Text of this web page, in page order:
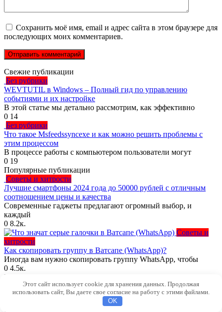
Сохранить моё имя, email и адрес сайта в этом браузере для
последующих моих комментариев.
Свежие публикации
Без рубрики
WEVTUTIL в Windows – Полный гид по управлению
событиями и их настройке
В этой статье мы детально рассмотрим, как эффективно
0 14
Без рубрики
Что такое Msfeedssyncexe и как можно решить проблемы с
этим процессом
В процессе работы с компьютером пользователи могут
0 19
Популярные публикации
Советы и хитрости
Лучшие смартфоны 2024 года до 50000 рублей с отличным
соотношением цены и качества
Современные гаджеты предлагают огромный выбор, и
каждый
0 8.2к.
Советы и
хитрости
Как скопировать группу в Ватсапе (WhatsApp)?
Иногда вам нужно скопировать группу WhatsApp, чтобы
0 4.5к.
Вам также может понравиться
Эффективные методы избавления от рекламных
всплывающих окон и уведомлений в Chrome
Этот сайт использует cookie для хранения данных. Продолжая
использовать сайт, Вы даете свое согласие на работу с этими файлами.
OK